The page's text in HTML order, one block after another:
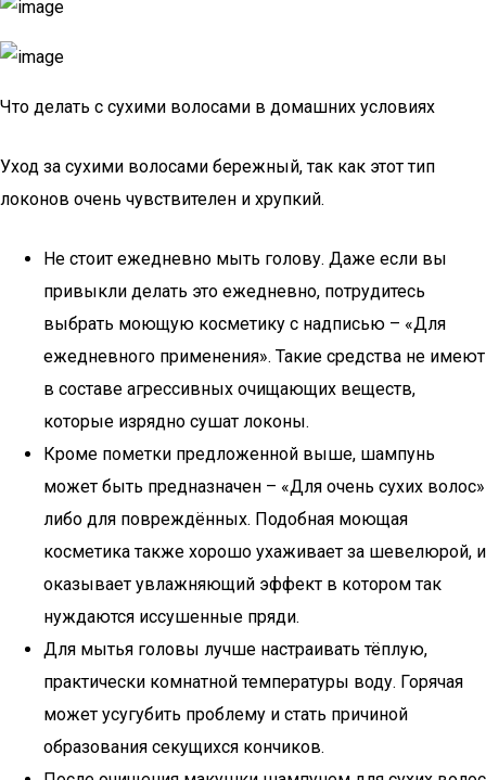
Что делать с сухими волосами в домашних условиях
Уход за сухими волосами бережный, так как этот тип
локонов очень чувствителен и хрупкий.
Не стоит ежедневно мыть голову. Даже если вы
привыкли делать это ежедневно, потрудитесь
выбрать моющую косметику с надписью – «Для
ежедневного применения». Такие средства не имеют
в составе агрессивных очищающих веществ,
которые изрядно сушат локоны.
Кроме пометки предложенной выше, шампунь
может быть предназначен – «Для очень сухих волос»
либо для повреждённых. Подобная моющая
косметика также хорошо ухаживает за шевелюрой, и
оказывает увлажняющий эффект в котором так
нуждаются иссушенные пряди.
Для мытья головы лучше настраивать тёплую,
практически комнатной температуры воду. Горячая
может усугубить проблему и стать причиной
образования секущихся кончиков.